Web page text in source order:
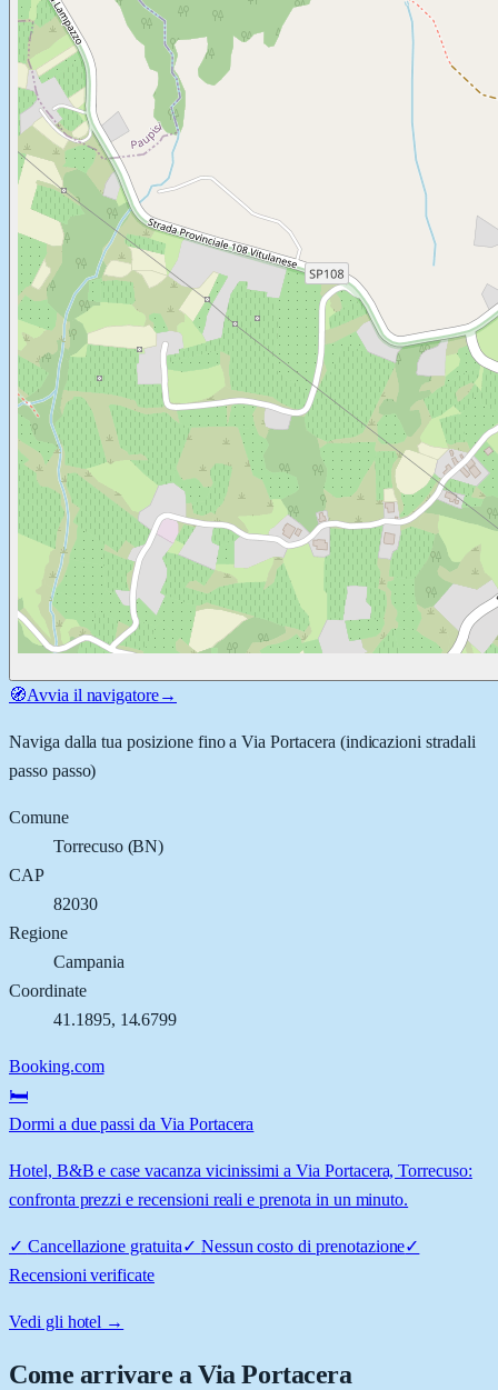
🧭Avvia il navigatore→
Naviga dalla tua posizione fino aVia Portacera (indicazioni stradali
passo passo)
Comune
Torrecuso(BN)
CAP
82030
Regione
Campania
Coordinate
41.1895, 14.6799
Booking.com
🛏️
Dormi a due passi da Via Portacera
Hotel, B&B e case vacanza vicinissimi a Via Portacera, Torrecuso:
confronta prezzi e recensioni reali e prenota in un minuto.
✓ Cancellazione gratuita✓ Nessun costo di prenotazione✓
Recensioni verificate
Vedi gli hotel →
Come arrivare aVia Portacera